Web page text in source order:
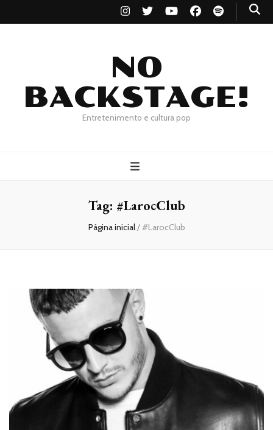
NO
BACKSTAGE!
Entretenimento e cultura pop
Tag: #LarocClub
Página inicial/ #LarocClub